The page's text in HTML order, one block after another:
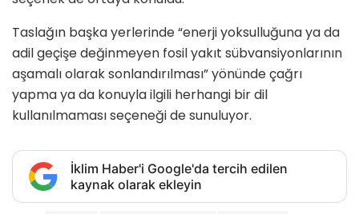
Taslağın başka yerlerinde “enerji yoksulluğuna ya da
adil geçişe değinmeyen fosil yakıt sübvansiyonlarının
aşamalı olarak sonlandırılması” yönünde çağrı
yapma ya da konuyla ilgili herhangi bir dil
kullanılmaması seçeneği de sunuluyor.
İklim Haber'i Google'da tercih edilen
kaynak olarak ekleyin